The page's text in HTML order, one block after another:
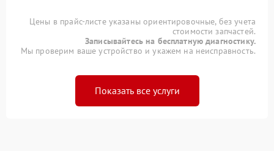
Цены в прайс-листе указаны ориентировочные, без учета
стоимости запчастей.
Записывайтесь на бесплатную диагностику.
Мы проверим ваше устройство и укажем на неисправность.
Показать все услуги